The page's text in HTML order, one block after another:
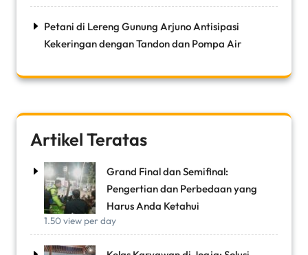
Petani di Lereng Gunung Arjuno Antisipasi
Kekeringan dengan Tandon dan Pompa Air
Artikel Teratas
Grand Final dan Semifinal:
Pengertian dan Perbedaan yang
Harus Anda Ketahui
1.50 view per day